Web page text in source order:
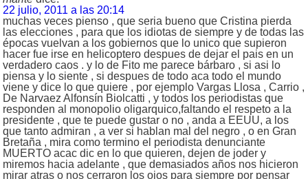
22 julio, 2011 a las 20:14
muchas veces pienso , que seria bueno que Cristina pierda
las elecciones , para que los idiotas de siempre y de todas las
épocas vuelvan a los gobiernos que lo unico que supieron
hacer fue irse en helicoptero despues de dejar el pais en un
verdadero caos . y lo de Fito me parece bárbaro , si asi lo
piensa y lo siente , si despues de todo aca todo el mundo
viene y dice lo que quiere , por ejemplo Vargas Llosa , Carrio ,
De Narvaez Alfonsín Biolcatti , y todos los periodistas que
responden al monopolio oligarquico,faltando el respeto a la
presidente , que te puede gustar o no , anda a EEUU, a los
que tanto admiran , a ver si hablan mal del negro , o en Gran
Bretaña , mira como termino el periodista denunciante
MUERTO acac dic en lo que quieren, dejen de joder y
miremos hacia adelante , que demasiados años nos hicieron
mirar atras o nos cerraron los ojos para siempre por pensar